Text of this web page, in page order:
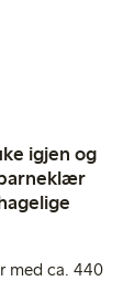
igjen og
med ca. 440